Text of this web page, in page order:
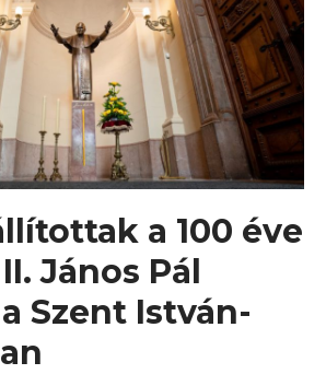
a 100 éve
János Pál
Szent István-